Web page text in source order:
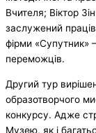
Вчителя; Віктор
заслужений
фірми «Супутник»
переможців.
Другий тур
образотворчого
конкурсу. Адже
Музею, як і